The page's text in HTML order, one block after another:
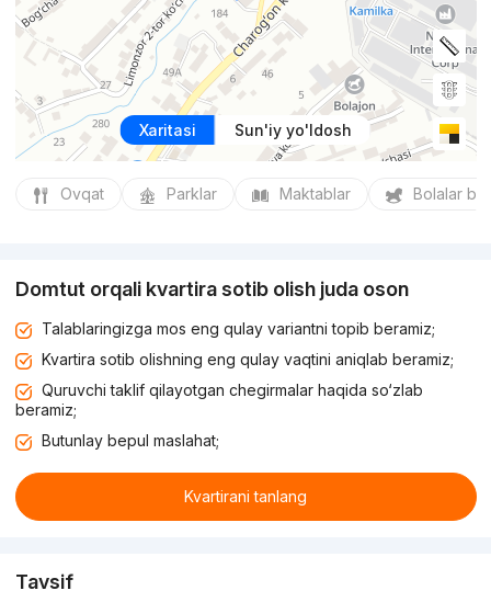
Xaritasi Sun'iy yo'ldosh
Ovqat Parklar Maktablar Bolalar
Domtut orqali kvartira sotib olish juda oson
Talablaringizga mos eng qulay variantni topib beramiz;
Kvartira sotib olishning eng qulay vaqtini aniqlab beramiz;
Quruvchi taklif qilayotgan chegirmalar haqida so‘zlab
beramiz;
Butunlay bepul maslahat;
Kvartirani tanlang
Tavsif